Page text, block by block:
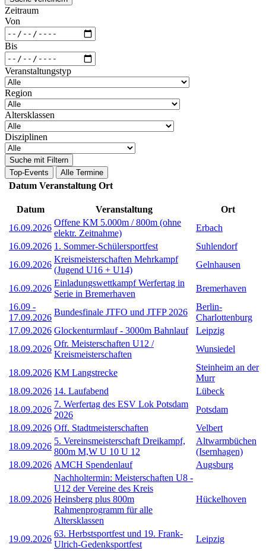
Zeitraum
Von
Bis
Veranstaltungstyp
Region
Altersklassen
Disziplinen
Suche mit Filtern
Top-Events
Alle Termine
Datum Veranstaltung Ort
Datum Veranstaltung
Ort
16.09.2026
Offene KM 5.000m / 800m (ohne
elektr. Zeitnahme)
Erbach
16.09.2026 1. Sommer-Schülersportfest
Suhlendorf
16.09.2026
Kreismeisterschaften Mehrkampf
(Jugend U16 + U14)
Gelnhausen
16.09.2026
Einladungswettkampf Werfertag in
Serie in Bremerhaven
Bremerhaven
16.09 -
17.09.2026
Bundesfinale JTFO und JTFP 2026
Berlin-
Charlottenburg
17.09.2026 Glockenturmlauf - 3000m Bahnlauf
Leipzig
18.09.2026
Ofr. Meisterschaften U12 /
Kreismeisterschaften
Wunsiedel
18.09.2026 KM Langstrecke
Steinheim an der
Murr
18.09.2026 14. Laufabend
Lübeck
18.09.2026
7. Werfertag des ESV Lok Potsdam
2026
Potsdam
18.09.2026 Off. Stadtmeisterschaften
Velbert
18.09.2026
5. Vereinsmeisterschaft Dreikampf,
800m M,W U 10 U 12
Altwarmbüchen
(Isernhagen)
18.09.2026 AMCH Spendenlauf Augsburg
18.09.2026
Nachholtermin: Meisterschaften U8 -
U12 der Vereine des Kreis
Heinsberg plus 800m
Rahmenprogramm für alle
Altersklassen
Hückelhoven
19.09.2026
63. Herbstsportfest und 19. Frank-
Ulrich-Gedenksportfest
Leipzig